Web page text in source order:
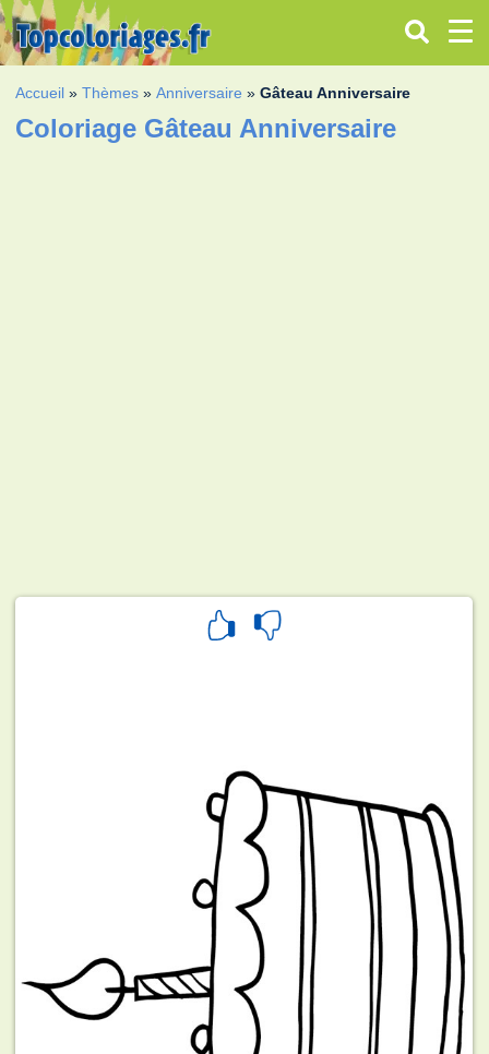
Accueil »Thèmes »Anniversaire »Gâteau Anniversaire
Coloriage Gâteau Anniversaire